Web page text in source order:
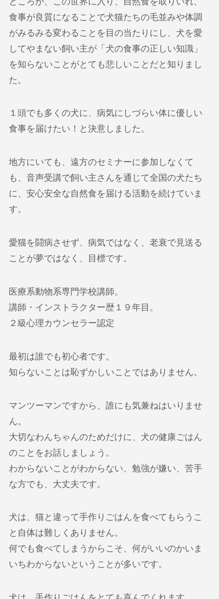
食事が良質になることで犬猫たちの毛並みや体調
がみるみる変わることを目の当たりにし、犬を愛
してやまない飼い主が「犬の食事の正しい知識」
を知らないことがとても悲しいことだと知りまし
た。
１頭でも多くの犬に、病気にしづらい体に優しい
食事を届けたい！と決意しました。
地方にいても、遠方のセミナーに参加しなくて
も、音声受講で飼い主さんを通じて全国の犬たち
に、安心安全な自然食を届ける活動を続けていま
す。
愛猫を闘病させず、病気ではなく、老衰で見送る
ことが夢ではなく、目標です。
医療系動物系専門学校講師。
講師・インストラクター歴１９年目。
２級心理カウンセラー認定
最初は誰でも初心者です。
知らないことは恥ずかしいことではありません。
マンツーマンですから、誰にも気兼ねはいりませ
ん。
大切なわんちゃんのためだけに、犬の健康ごはん
のことをお話しましょう。
わからないことがわからない、勉強が嫌い、苦手
な方でも、大丈夫です。
犬は、猫と違って手作りごはんを食べてもらうこ
と自体は難しくありません。
何でも食べてしまうからこそ、何がいいのかいま
いちわからないということが多いです。